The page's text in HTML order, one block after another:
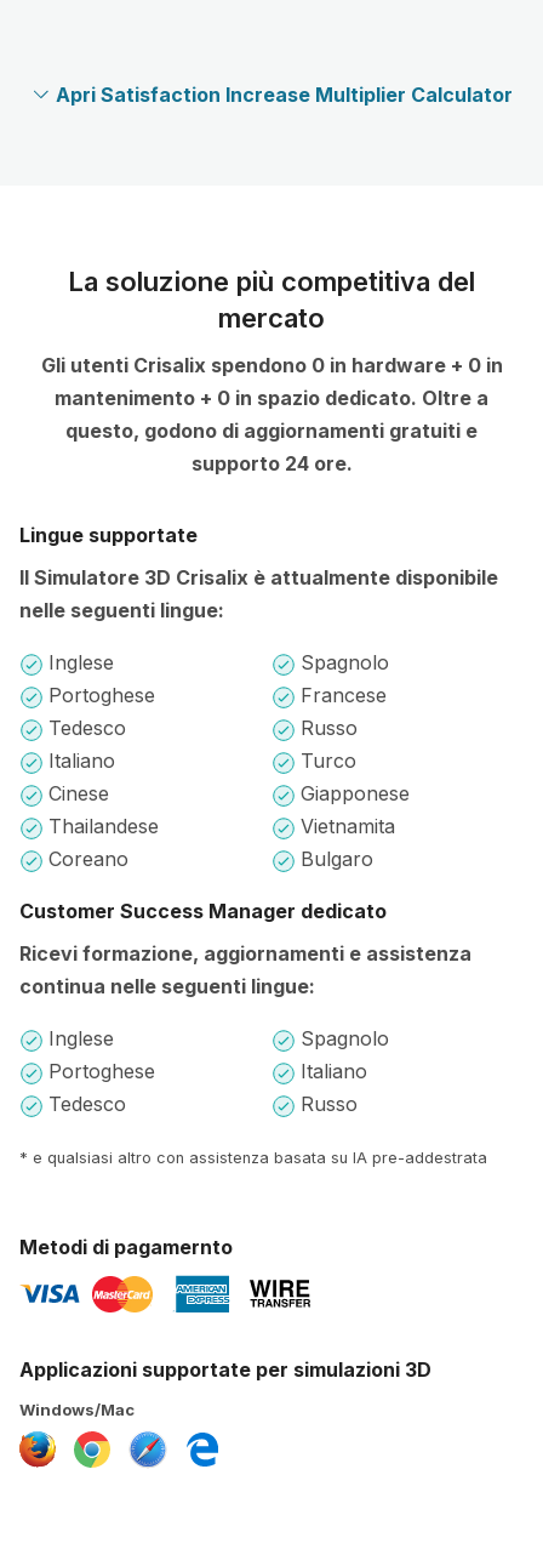
Apri Satisfaction Increase Multiplier Calculator
La soluzione più competitiva del
mercato
Gli utenti Crisalix spendono 0 in hardware + 0 in
mantenimento + 0 in spazio dedicato. Oltre a
questo, godono di aggiornamenti gratuiti e
supporto 24 ore.
Lingue supportate
Il Simulatore 3D Crisalix è attualmente disponibile
nelle seguenti lingue:
Inglese
Spagnolo
Portoghese
Francese
Tedesco
Russo
Italiano
Turco
Cinese
Giapponese
Thailandese
Vietnamita
Coreano
Bulgaro
Customer Success Manager dedicato
Ricevi formazione, aggiornamenti e assistenza
continua nelle seguenti lingue:
Inglese
Spagnolo
Portoghese
Italiano
Tedesco
Russo
* e qualsiasi altro con assistenza basata su IA pre-addestrata
Metodi di pagamernto
Applicazioni supportate per simulazioni 3D
Windows/Mac